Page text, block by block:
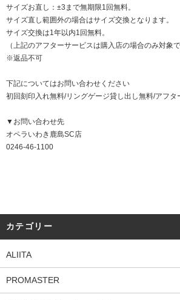
サイズお直し：±3まで無期限1回無料。
サイズ直し範囲外の場合はサイズ交換となります。
サイズ交換は1年以内1回無料。
（上記のアフターサービスは購入店の場合のみ対象で
※返品不可
下記についてはお問い合わせください
初回刻印入れ無料/リングゲージ貸し出し無料/アフタ
▼お問い合わせ先
オペラいわき鹿島SC店
0246-46-1100
カテゴリー
ALIITA
PROMASTER